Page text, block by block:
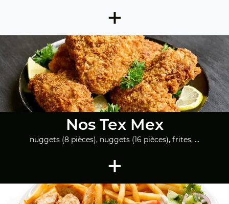
+
Nos Tex Mex
nuggets (8 pièces), nuggets (16 pièces), frites, ...
+